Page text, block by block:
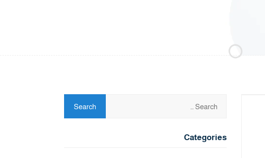
Categories